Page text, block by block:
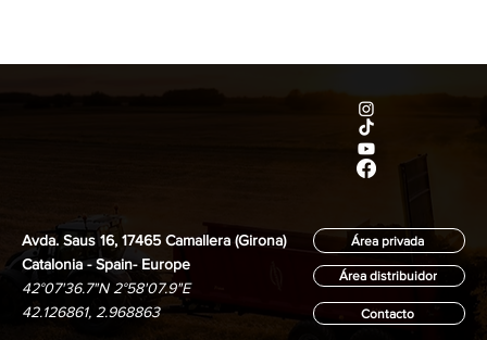
Avda. Saus 16, 17465 Camallera (Girona)
Catalonia - Spain- Europe
42°07'36.7"N 2°58'07.9"E
42.126861, 2.968863
Área privada
Área distribuidor
Contacto